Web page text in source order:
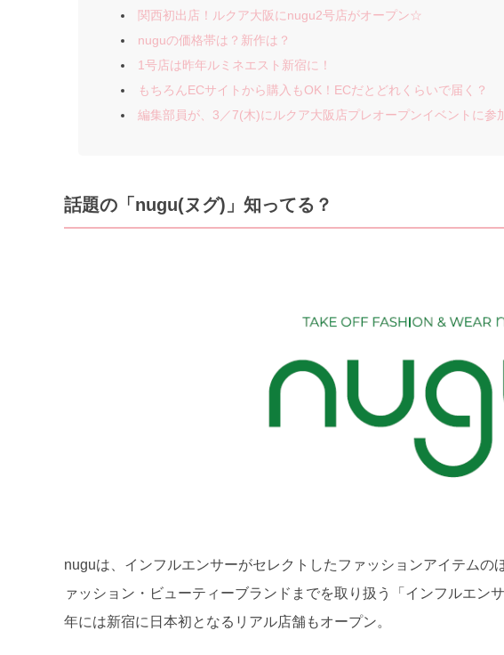
関西初出店！ルクア大阪にnugu2号店がオープン☆
nuguの価格帯は？新作は？
1号店は昨年ルミネエスト新宿に！
もちろんECサイトから購入もOK！ECだとどれくらいで届く？
編集部員が、3／7(木)にルクア大阪店プレオープンイベントに参
話題の「nugu(ヌグ)」知ってる？
nuguは、インフルエンサーがセレクトしたファッションアイテムの
ァッション・ビューティーブランドまでを取り扱う「インフルエン
年には新宿に日本初となるリアル店舗もオープン。